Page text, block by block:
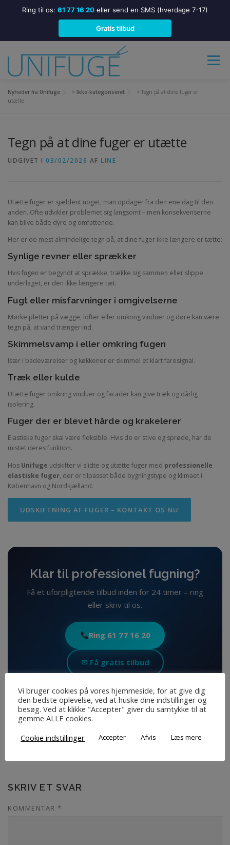
Ring til os: 61 77 16 20 eller send en SMS (hverdage 7-17)
Gratis tilbud
Menu
FORSIDE
FUGNING HOS ERHVERV HER FUGER VI
Nyheder fra Unifuge > Ikke-kategoriseret > Tegn på at dine fuger er
utætte
Tegn på at dine fuger er utætte
UDGIVET I 03/02/2026 AF LINE
Utætte fuger er sjældent noget, man opdager fra den ene dag til den
anden. Ofte udvikler problemet sig langsomt – men konsekvenserne
kan blive både dyre og omfattende.
Her er de mest almindelige tegn på, at dine fuger ikke længere er tætte:
Synlige revner eller sprækker
Hvis fugen er begyndt at sprække, trække sig sammen eller slippe
underlaget, er den ikke længere tæt.
Fugt eller misfarvninger i omgivelserne
Mørke pletter på vægge, lofter eller omkring vinduer og døre kan være
tegn på, at vand trænger ind.
Skimmelsvamp i eller omkring fugen
Især i badeværelser og køkkener er skimmel et klart faresignal.
Træk eller kulde
Utætte fuger omkring vinduer og facader kan give træk og dårlig
isolering.
Fuger der er blevet hårde og krakelerer
Elastiske fuger skal være fleksible. Hvis de er stive og sprøde, har de
mistet deres funktion.
Hos Unifuge udskifter vi slidte og utætte fuger med professionelle
elastiske fuger, der er tilpasset både bygningstype og klimaet i
København og Nordsjælland.
UDSKIFTNING AF FUGER – KONTAKT OS NU
Klar til professionel fugning?
Få et uforpligtende tilbud inden for 24 timer – ring
eller skriv til os.
Ring 61 77 16 20
✉ Få gratis tilbud
UDGIVET I IKKE-KATEGORISERET
SKRIV ET SVAR
KOMMENTAR *
Vi bruger cookies på vores hjemmeside, for at give dig
den bedste oplevelse, ved at huske dine indstillinger og
besøg. Ved at klikke "Accepter" giver du samtykke til at
gemme ALLE cookies.
Cookie indstillinger
Accepter Afvis Læs mere